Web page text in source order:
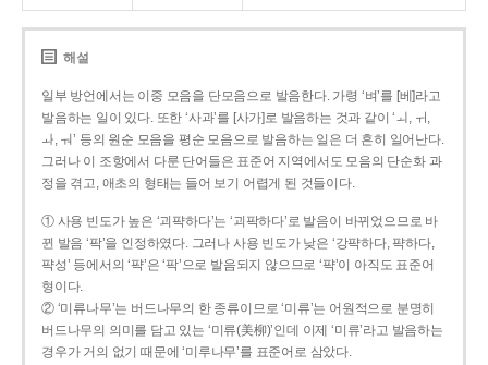
해설
일부 방언에서는 이중 모음을 단모음으로 발음한다. 가령 ‘벼’를 [베]라고
발음하는 일이 있다. 또한 ‘사과’를 [사가]로 발음하는 것과 같이 ‘ㅚ, ㅟ,
ㅘ, ㅝ’ 등의 원순 모음을 평순 모음으로 발음하는 일은 더 흔히 일어난다.
그러나 이 조항에서 다룬 단어들은 표준어 지역에서도 모음의 단순화 과
정을 겪고, 애초의 형태는 들어 보기 어렵게 된 것들이다.
① 사용 빈도가 높은 ‘괴퍅하다’는 ‘괴팍하다’로 발음이 바뀌었으므로 바
뀐 발음 ‘팍’을 인정하였다. 그러나 사용 빈도가 낮은 ‘강퍅하다, 퍅하다,
퍅성’ 등에서의 ‘퍅’은 ‘팍’으로 발음되지 않으므로 ‘퍅’이 아직도 표준어
형이다.
② ‘미류나무’는 버드나무의 한 종류이므로 ‘미류’는 어원적으로 분명히
버드나무의 의미를 담고 있는 ‘미류(美柳)’인데 이제 ‘미류’라고 발음하는
경우가 거의 없기 때문에 ‘미루나무’를 표준어로 삼았다.